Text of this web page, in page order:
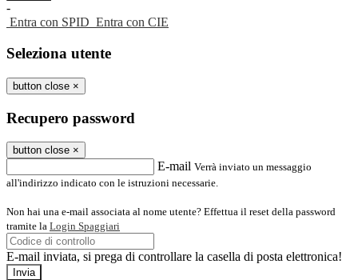
-
Entra con SPID Entra con CIE
Seleziona utente
button close ×
Recupero password
button close ×
E-mail Verrà inviato un messaggio
all'indirizzo indicato con le istruzioni necessarie.
Non hai una e-mail associata al nome utente? Effettua il reset della password
tramite la Login Spaggiari
E-mail inviata, si prega di controllare la casella di posta elettronica!